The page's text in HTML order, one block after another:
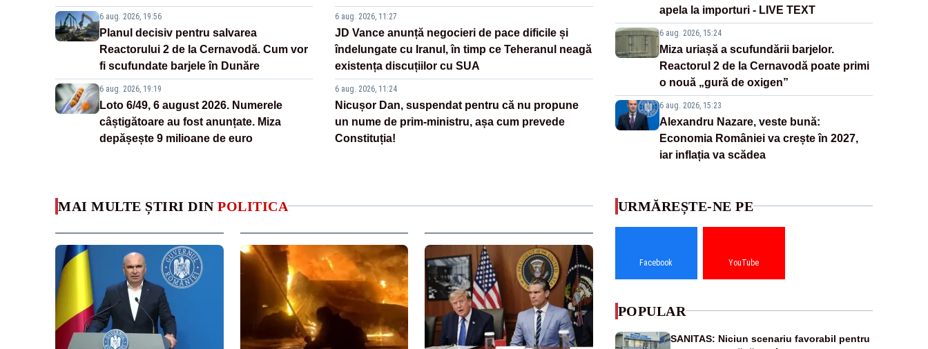
6 aug. 2026, 19:56
Planul decisiv pentru salvarea
Reactorului 2 de la Cernavodă. Cum vor
fi scufundate barjele în Dunăre
6 aug. 2026, 19:19
Loto 6/49, 6 august 2026. Numerele
câștigătoare au fost anunțate. Miza
depășește 9 milioane de euro
6 aug. 2026, 11:27
JD Vance anunță negocieri de pace dificile și
îndelungate cu Iranul, în timp ce Teheranul neagă
existența discuțiilor cu SUA
6 aug. 2026, 11:24
Nicușor Dan, suspendat pentru că nu propune
un nume de prim-ministru, așa cum prevede
Constituția!
apela la importuri - LIVE TEXT
6 aug. 2026, 15:24
Miza uriașă a scufundării barjelor.
Reactorul 2 de la Cernavodă poate primi
o nouă „gură de oxigen”
6 aug. 2026, 15:23
Alexandru Nazare, veste bună:
Economia României va crește în 2027,
iar inflația va scădea
MAI MULTE ȘTIRI DIN POLITICA URMĂREȘTE-NE PE
Facebook YouTube
POPULAR
SANITAS: Niciun scenariu favorabil pentru